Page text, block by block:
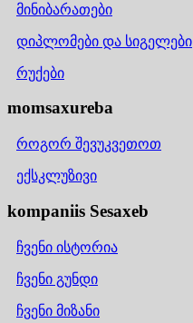
მინიბარათები
დიპლომები და სიგელები
რუქები
momsaxureba
როგორ შევუკვეთოთ
ექსკლუზივი
kompaniis Sesaxeb
ჩვენი ისტორია
ჩვენი გუნდი
ჩვენი მიზანი